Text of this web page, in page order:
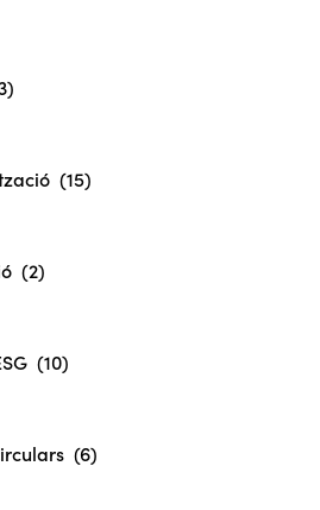
(15)
(2)
(10)
(6)